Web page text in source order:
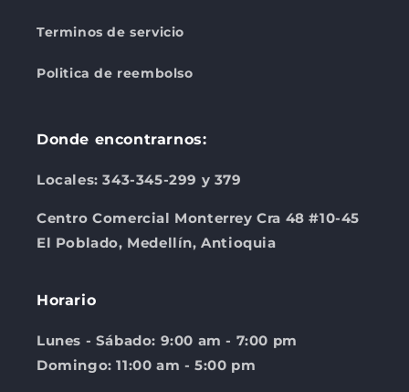
Terminos de servicio
Politica de reembolso
Donde encontrarnos:
Locales: 343-345-299 y 379
Centro Comercial Monterrey Cra 48 #10-45
El Poblado, Medellín, Antioquia
Horario
Lunes - Sábado: 9:00 am - 7:00 pm
Domingo: 11:00 am - 5:00 pm